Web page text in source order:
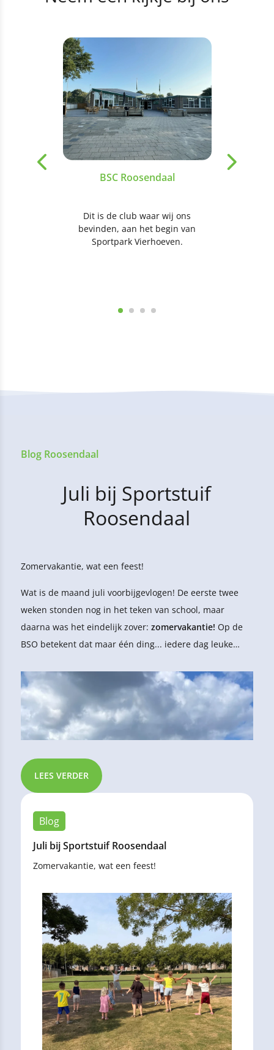
BSC Roosendaal
Dit is de club waar wij ons
bevinden, aan het begin van
Sportpark Vierhoeven.
Blog Roosendaal
Juli bij Sportstuif
Roosendaal
Zomervakantie, wat een feest!
Wat is de maand juli voorbijgevlogen! De eerste twee
weken stonden nog in het teken van school, maar
daarna was het eindelijk zover: zomervakantie! Op de
BSO betekent dat maar één ding... iedere dag leuke
een geweldige vakantie.
LEES VERDER
Blog
Juli bij Sportstuif Roosendaal
Zomervakantie, wat een feest!